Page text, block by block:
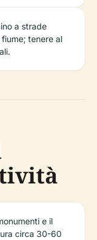
a strade
tenere al
e il
circa 30-60